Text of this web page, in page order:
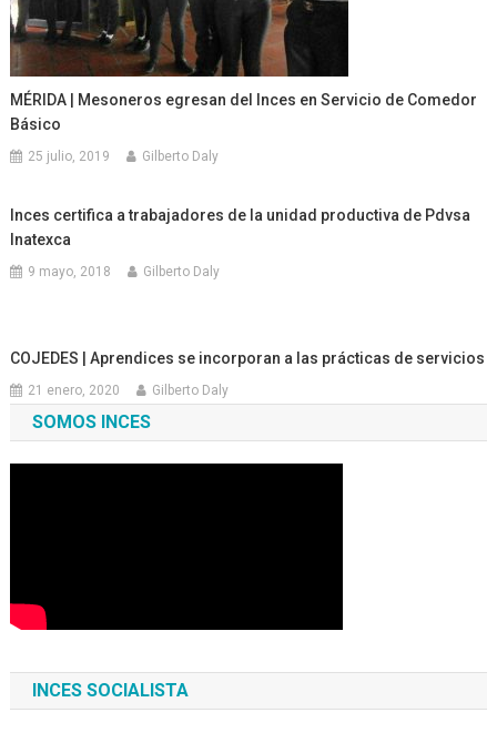
MÉRIDA | Mesoneros egresan del Inces en Servicio de Comedor
Básico
25 julio, 2019 Gilberto Daly
Inces certifica a trabajadores de la unidad productiva de Pdvsa
Inatexca
9 mayo, 2018 Gilberto Daly
COJEDES | Aprendices se incorporan a las prácticas de servicios
21 enero, 2020 Gilberto Daly
SOMOS INCES
INCES SOCIALISTA